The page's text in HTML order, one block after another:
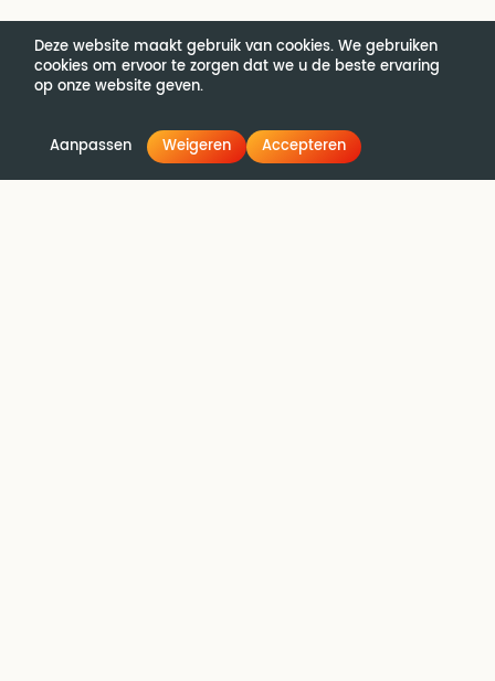
Deze website maakt gebruik van cookies. We gebruiken
cookies om ervoor te zorgen dat we u de beste ervaring
op onze website geven.
Aanpassen Weigeren Accepteren